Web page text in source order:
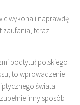
wykonali naprawdę
zaufania, teraz
podtytuł polskiego
to wprowadzenie
świata
inny sposób